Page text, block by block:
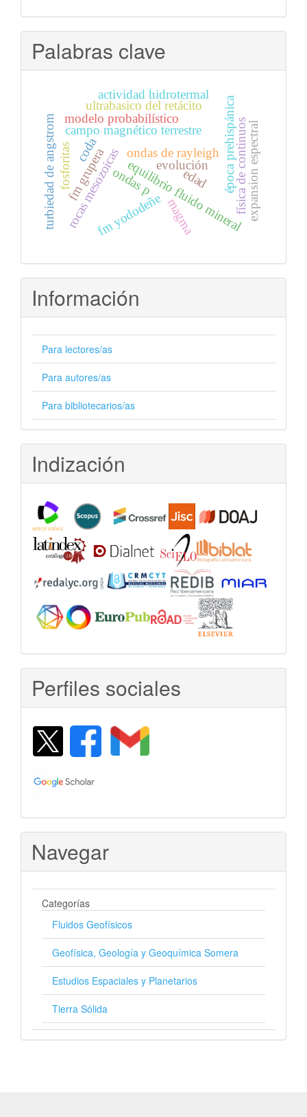
Palabras clave
ondas de rayleigh
campo magnético terrestre
rocas mesozoicasequilibrio fluido mineral
física de continuos
turbiedad de angstrom ondas p
fm yododeñe
fm grupera
modelo probabilístico
coda
magma
evolución
edad época prehispánica
ultrabasico del retácito
actividad hidrotermal
expansion espectral
fosforitas
Información
Para lectores/as
Para autores/as
Para bibliotecarios/as
Indización
Perfiles sociales
Navegar
Categorías
Fluidos Geofísicos
Geofísica, Geología y Geoquímica Somera
Estudios Espaciales y Planetarios
Tierra Sólida